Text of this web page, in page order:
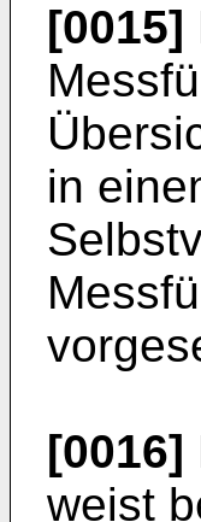
[0015]
in
[0016]
weist